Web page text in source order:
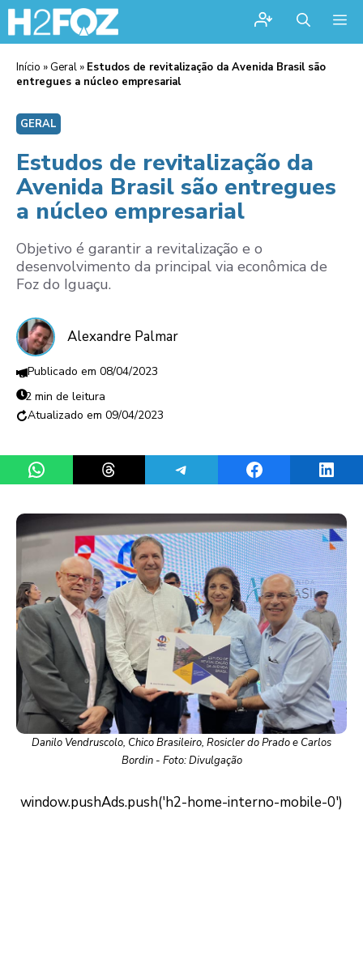
Início » Geral » Estudos de revitalização da Avenida Brasil são
entregues a núcleo empresarial
GERAL
Estudos de revitalização da
Avenida Brasil são entregues
a núcleo empresarial
Objetivo é garantir a revitalização e o
desenvolvimento da principal via econômica de
Foz do Iguaçu.
Alexandre Palmar
08/04/2023
2 min de leitura
09/04/2023
Share on WhatsAppShare on ThreadsShare on TelegramShare on Facebook
Danilo Vendruscolo, Chico Brasileiro, Rosicler do Prado e Carlos
Bordin - Foto: Divulgação